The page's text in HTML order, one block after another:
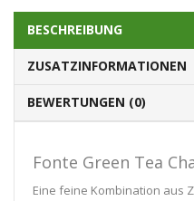
BESCHREIBUNG
ZUSATZINFORMATIONEN
BEWERTUNGEN (0)
Fonte Green Tea
Eine feine Kombination aus